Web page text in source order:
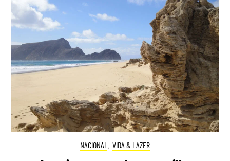
NACIONAL , VIDA & LAZER